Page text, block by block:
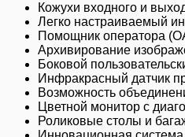
Кожухи входного и
Легко настраиваемый
Помощник оператора
Архивирование
Боковой
Инфракрасный датчик
Возможность
Цветной монитор с
Роликовые столы и